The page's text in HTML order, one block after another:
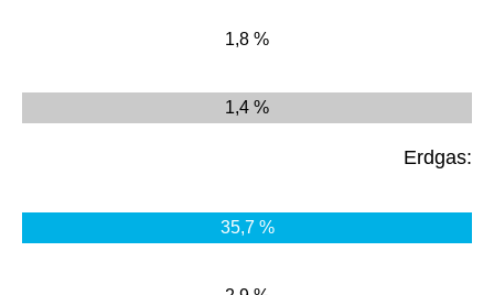
1,8 %
1,4 %
Erdgas:
35,7 %